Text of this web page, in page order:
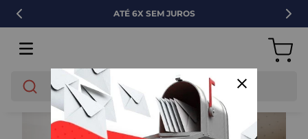
ATÉ 6X SEM JUROS
O que você está buscando?